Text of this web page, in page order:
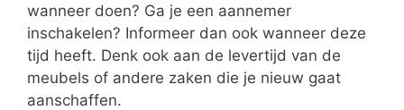
wanneer doen? Ga je een aannemer
inschakelen? Informeer dan ook wanneer deze
tijd heeft. Denk ook aan de levertijd van de
meubels of andere zaken die je nieuw gaat
aanschaffen.